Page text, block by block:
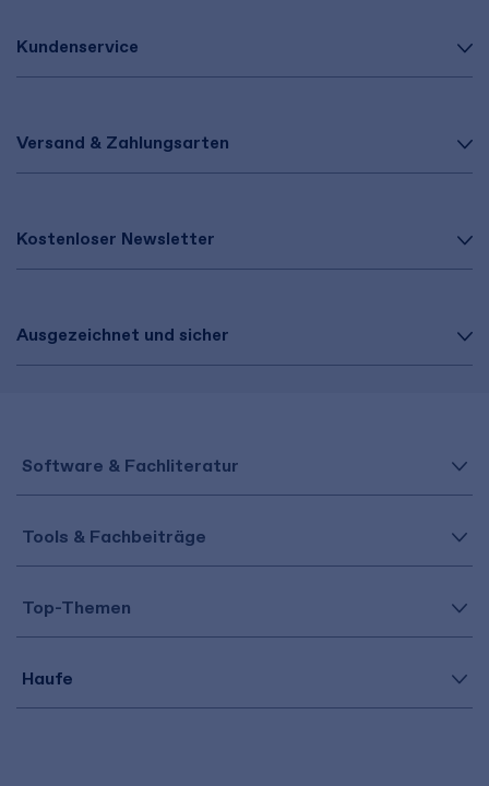
Kundenservice
Versand & Zahlungsarten
Kostenloser Newsletter
Ausgezeichnet und sicher
Software & Fachliteratur
Tools & Fachbeiträge
Top-Themen
Haufe